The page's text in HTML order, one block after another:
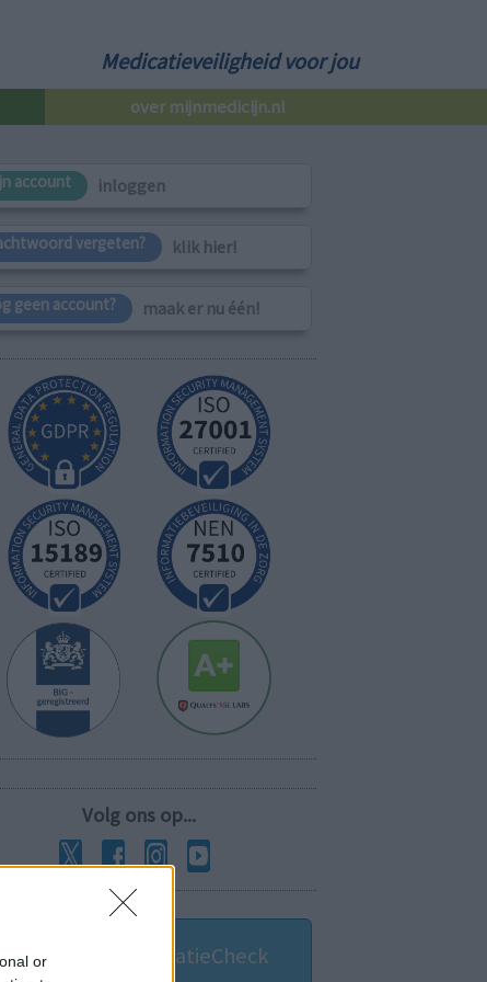
or
Medicatieveiligheid voor jou
over mijnmedicijn.nl
account inloggen
vergeten? klik hier!
geen account? maak er nu één!
Volg ons op...
MedicatieCombinatieCheck